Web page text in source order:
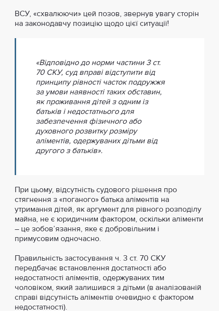
ВСУ, «схвалюючи» цей позов, звернув увагу сторін
на законодавчу позицію щодо цієї ситуації!
«Відповідно до норми частини 3 ст.
70 СКУ, суд вправі відступити від
принципу рівності часток подружжя
за умови наявності таких обставин,
як проживання дітей з одним із
батьків і недостатнього для
забезпечення фізичного або
духовного розвитку розміру
аліментів, одержуваних дітьми від
другого з батьків».
При цьому, відсутність судового рішення про
стягнення з «поганого» батька аліментів на
утримання дітей, як аргумент для рівного розподілу
майна, не є юридичним фактором, оскільки аліменти
– це зобов’язання, яке є добровільним і
примусовим одночасно.
Правильність застосування ч. 3 ст. 70 СКУ
передбачає встановлення достатності або
недостатності аліментів, одержуваних тим
чоловіком, який залишився з дітьми (в аналізованій
справі відсутність аліментів очевидно є фактором
недостатності).